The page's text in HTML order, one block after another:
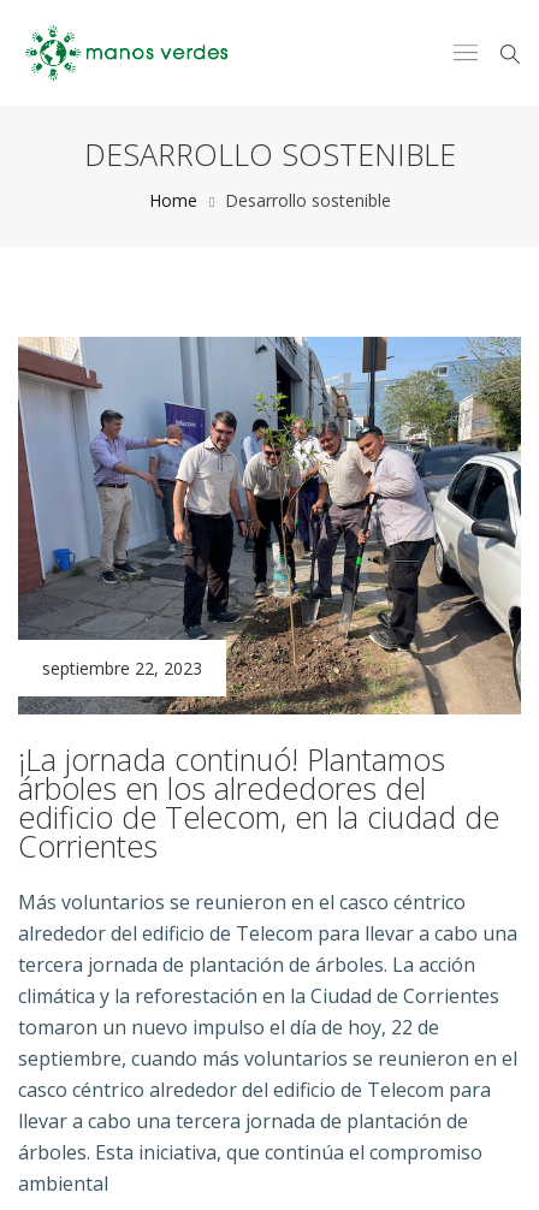
DESARROLLO SOSTENIBLE
Home Desarrollo sostenible
septiembre 22, 2023
¡La jornada continuó! Plantamos
árboles en los alrededores del
edificio de Telecom, en la ciudad de
Corrientes
Más voluntarios se reunieron en el casco céntrico
alrededor del edificio de Telecom para llevar a cabo una
tercera jornada de plantación de árboles. La acción
climática y la reforestación en la Ciudad de Corrientes
tomaron un nuevo impulso el día de hoy, 22 de
septiembre, cuando más voluntarios se reunieron en el
casco céntrico alrededor del edificio de Telecom para
llevar a cabo una tercera jornada de plantación de
árboles. Esta iniciativa, que continúa el compromiso
ambiental